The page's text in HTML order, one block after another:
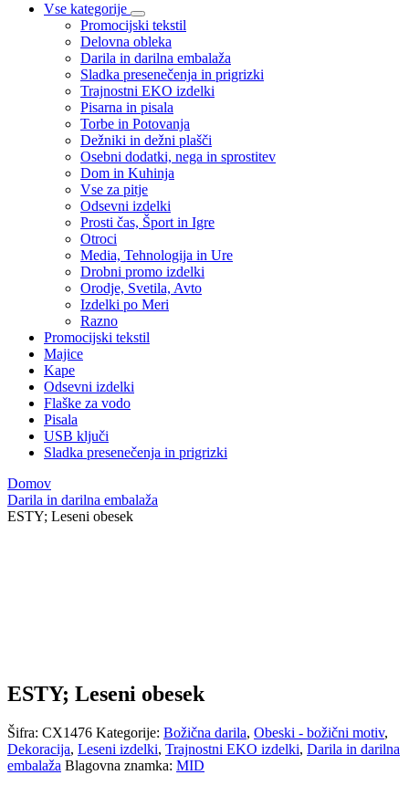
Vse kategorije
Promocijski tekstil
Delovna obleka
Darila in darilna embalaža
Sladka presenečenja in prigrizki
Trajnostni EKO izdelki
Pisarna in pisala
Torbe in Potovanja
Dežniki in dežni plašči
Osebni dodatki, nega in sprostitev
Dom in Kuhinja
Vse za pitje
Odsevni izdelki
Prosti čas, Šport in Igre
Otroci
Media, Tehnologija in Ure
Drobni promo izdelki
Orodje, Svetila, Avto
Izdelki po Meri
Razno
Promocijski tekstil
Majice
Kape
Odsevni izdelki
Flaške za vodo
Pisala
USB ključi
Sladka presenečenja in prigrizki
Domov
Darila in darilna embalaža
ESTY; Leseni obesek
ESTY; Leseni obesek
Šifra: CX1476 Kategorije: Božična darila, Obeski - božični motiv,
Dekoracija, Leseni izdelki, Trajnostni EKO izdelki, Darila in darilna
embalaža Blagovna znamka: MID